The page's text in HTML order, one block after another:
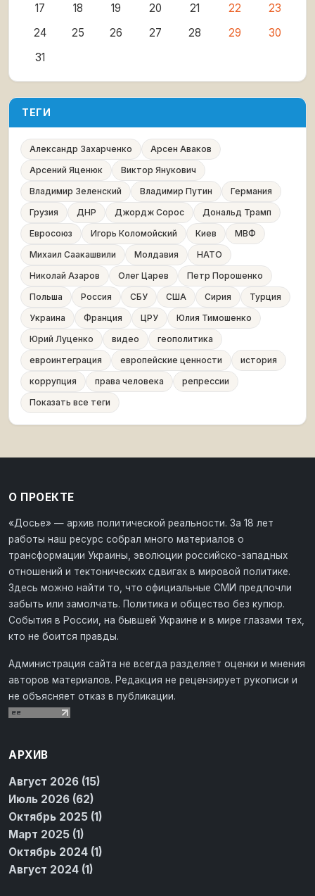
17
18 19 20 21 22
23
24
25 26 27 28 29
30
31
ТЕГИ
Александр Захарченко
Арсен Аваков
Арсений Яценюк
Виктор Янукович
Владимир Зеленский
Владимир Путин
Германия
Грузия
ДНР Джордж Сорос
Дональд Трамп
Евросоюз
Игорь Коломойский Киев
МВФ
Михаил Саакашвили
Молдавия
НАТО
Николай Азаров
Олег Царев
Петр Порошенко
Польша
Россия СБУ США Сирия
Турция
Украина
Франция ЦРУ
Юлия Тимошенко
Юрий Луценко
видео
геополитика
евроинтеграция
европейские ценности
история
коррупция
права человека
репрессии
Показать все теги
О ПРОЕКТЕ
«Досье» — архив политической реальности. За 18 лет
работы наш ресурс собрал много материалов о
трансформации Украины, эволюции российско-западных
отношений и тектонических сдвигах в мировой политике.
Здесь можно найти то, что официальные СМИ предпочли
забыть или замолчать. Политика и общество без купюр.
События в России, на бывшей Украине и в мире глазами тех,
кто не боится правды.
Администрация сайта не всегда разделяет оценки и мнения
авторов материалов. Редакция не рецензирует рукописи и
не объясняет отказ в публикации.
АРХИВ
Август 2026 (15)
Июль 2026 (62)
Октябрь 2025 (1)
Март 2025 (1)
Октябрь 2024 (1)
Август 2024 (1)